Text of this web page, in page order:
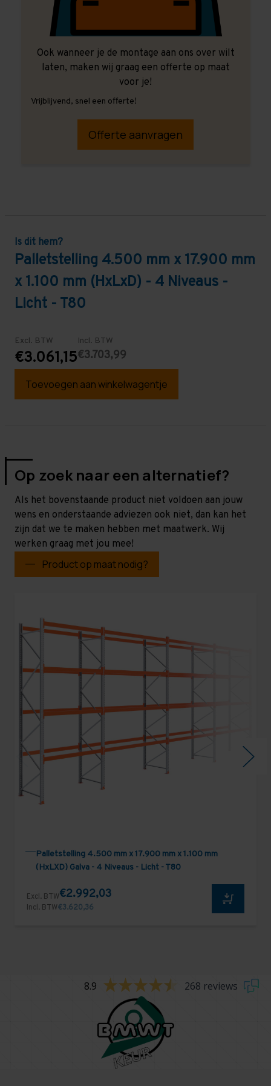
Ook wanneer je de montage aan ons over wilt
laten, maken wij graag een offerte op maat
voor je!
Vrijblijvend, snel een offerte!
Offerte aanvragen
Is dit hem?
Palletstelling 4.500 mm x 17.900 mm
x 1.100 mm (HxLxD) - 4 Niveaus -
Licht - T80
Excl. BTW
€3.061,15
Incl. BTW
€3.703,99
Toevoegen aan winkelwagentje
Op zoek naar een alternatief?
Als het bovenstaande product niet voldoen aan jouw
wens en onderstaande adviezen ook niet, dan kan het
zijn dat we te maken hebben met maatwerk. Wij
werken graag met jou mee!
Product op maat nodig?
Palletstelling 4.500 mm x 17.900 mm x 1.100 mm
(HxLXD) Galva - 4 Niveaus - Licht - T80
Excl. BTW€2.992,03
Incl. BTW€3.620,36
8.9 268 reviews